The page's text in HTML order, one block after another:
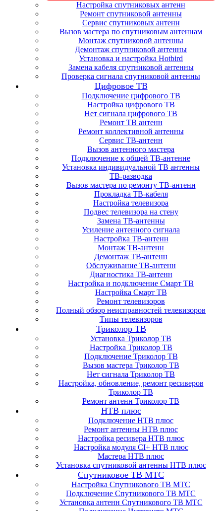
Настройка спутниковых антенн
Ремонт спутниковой антенны
Сервис спутниковых антенн
Вызов мастера по спутниковым антеннам
Монтаж спутниковой антенны
Демонтаж спутниковой антенны
Установка и настройка Hotbird
Замена кабеля спутниковой антенны
Проверка сигнала спутниковой антенны
Цифровое ТВ
Подключение цифрового ТВ
Настройка цифрового ТВ
Нет сигнала цифрового ТВ
Ремонт ТВ антенн
Ремонт коллективной антенны
Сервис ТВ-антенн
Вызов антенного мастера
Подключение к общей ТВ-антенне
Установка индивидуальной ТВ антенны
ТВ-разводка
Вызов мастера по ремонту ТВ-антенн
Прокладка ТВ-кабеля
Настройка телевизора
Подвес телевизора на стену
Замена ТВ-антенны
Усиление антенного сигнала
Настройка ТВ-антенн
Монтаж ТВ-антенн
Демонтаж ТВ-антенн
Обслуживание ТВ-антенн
Диагностика ТВ-антенн
Настройка и подключение Смарт ТВ
Настройка Смарт ТВ
Ремонт телевизоров
Полный обзор неисправностей телевизоров
Типы телевизоров
Триколор ТВ
Установка Триколор ТВ
Настройка Триколор ТВ
Подключение Триколор ТВ
Вызов мастера Триколор ТВ
Нет сигнала Триколор ТВ
Настройка, обновление, ремонт ресиверов
Триколор ТВ
Ремонт антенн Триколор ТВ
НТВ плюс
Подключение НТВ плюс
Ремонт антенны НТВ плюс
Настройка ресивера НТВ плюс
Настройка модуля CI+ НТВ плюс
Мастера НТВ плюс
Установка спутниковой антенны НТВ плюс
Спутниковое ТВ МТС
Настройка Спутникового ТВ МТС
Подключение Спутникового ТВ МТС
Установка антенн Спутникового ТВ МТС